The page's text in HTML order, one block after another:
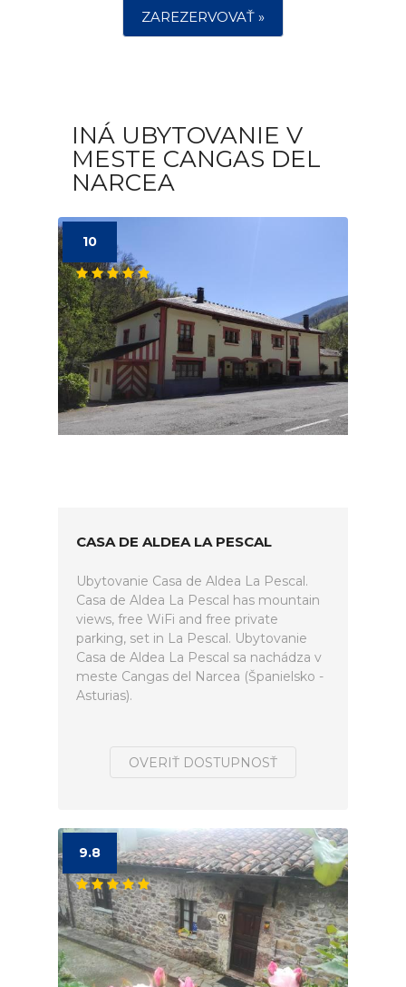
ZAREZERVOVAŤ »
INÁ UBYTOVANIE V
MESTE CANGAS DEL
NARCEA
10
CASA DE ALDEA LA PESCAL
Ubytovanie Casa de Aldea La Pescal.
Casa de Aldea La Pescal has mountain
views, free WiFi and free private
parking, set in La Pescal. Ubytovanie
Casa de Aldea La Pescal sa nachádza v
meste Cangas del Narcea (Španielsko -
Asturias).
OVERIŤ DOSTUPNOSŤ
9.8